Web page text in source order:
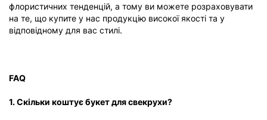
флористичних тенденцій, а тому ви можете розраховувати
на те, що купите у нас продукцію високої якості та у
відповідному для вас стилі.
FAQ
1. Скільки коштує букет для свекрухи?